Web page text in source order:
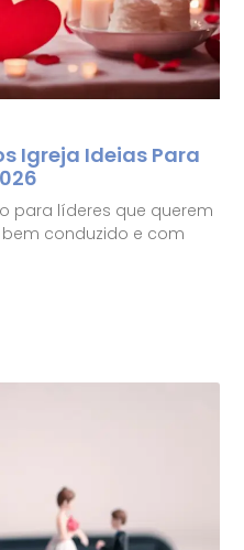
Igreja Ideias Para
para líderes que querem
conduzido e com